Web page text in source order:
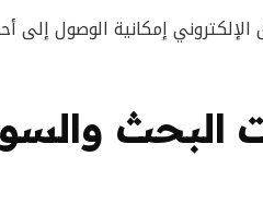
إمكانية الوصول إلى
البحث